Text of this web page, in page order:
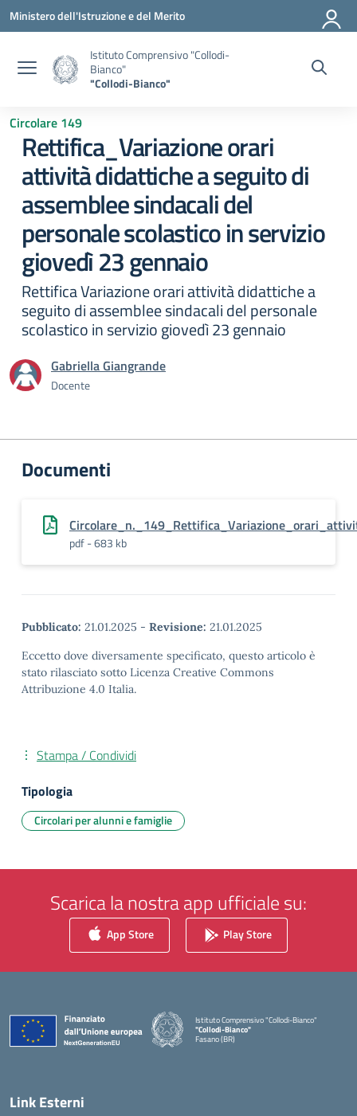
Vai ai contenuti
Vai al menu di navigazione
Vai al footer
Ministero dell'Istruzione e del Merito
Istituto Comprensivo "Collodi-
Bianco"
"Collodi-Bianco"
Circolare 149
Rettifica_Variazione orari
attività didattiche a seguito di
assemblee sindacali del
personale scolastico in servizio
giovedì 23 gennaio
Rettifica Variazione orari attività didattiche a
seguito di assemblee sindacali del personale
scolastico in servizio giovedì 23 gennaio
Gabriella Giangrande
Docente
Documenti
pdf - 683 kb
Pubblicato: 21.01.2025 - Revisione: 21.01.2025
Eccetto dove diversamente specificato, questo articolo è
stato rilasciato sotto Licenza Creative Commons
Attribuzione 4.0 Italia.
Stampa / Condividi
Tipologia
Circolari per alunni e famiglie
Scarica la nostra app ufficiale su:
App Store Play Store
Istituto Comprensivo "Collodi-Bianco"
"Collodi-Bianco"
Fasano (BR)
Link Esterni